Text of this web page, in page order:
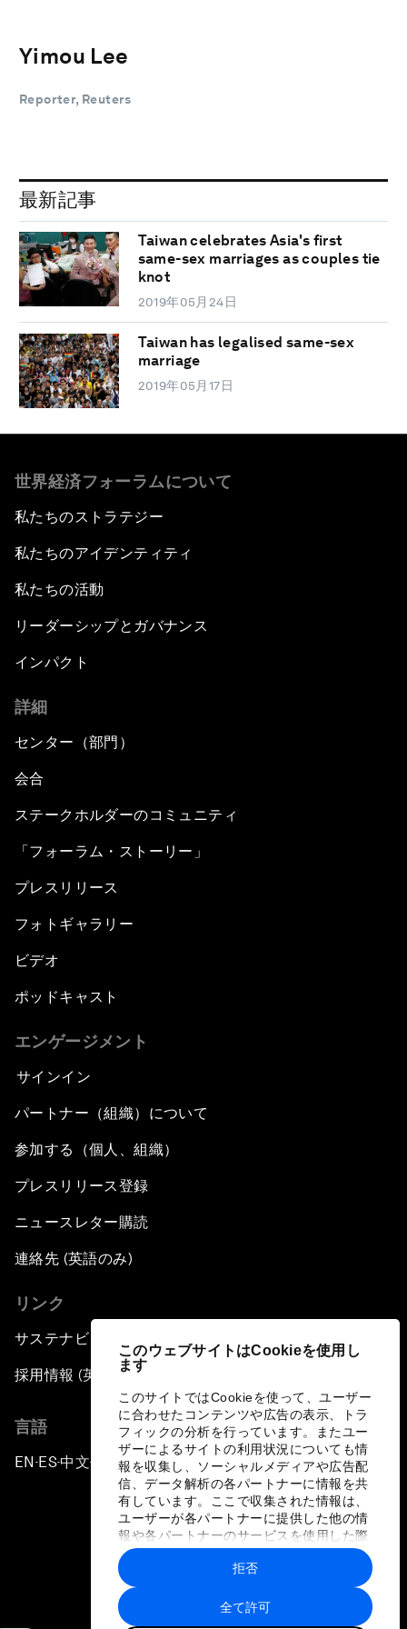
このウェブサイトはCookieを使用し
ます
このサイトではCookieを使って、ユーザー
に合わせたコンテンツや広告の表示、トラ
フィックの分析を行っています。またユー
ザーによるサイトの利用状況についても情
報を収集し、ソーシャルメディアや広告配
信、データ解析の各パートナーに情報を共
有しています。ここで収集された情報は、
ユーザーが各パートナーに提供した他の情
報や各パートナーのサービスを使用した際
に収集された情報と組み合わされ、各パー
トナーによって使用されることがありま
す。
全て許可
拒否
Yimou Lee
Reporter, Reuters
最新記事
Taiwan celebrates Asia's first
same-sex marriages as couples tie
knot
2019年05月24日
Taiwan has legalised same-sex
marriage
2019年05月17日
世界経済フォーラムについて
私たちのストラテジー
私たちのアイデンティティ
私たちの活動
リーダーシップとガバナンス
インパクト
詳細
センター（部門）
会合
ステークホルダーのコミュニティ
「フォーラム・ストーリー」
プレスリリース
フォトギャラリー
ビデオ
ポッドキャスト
エンゲージメント
サインイン
パートナー（組織）について
参加する（個人、組織）
プレスリリース登録
ニュースレター購読
連絡先 (英語のみ)
リンク
サステナビリティへの取り組み
採用情報 (英語のみ)
言語
EN ▪ES▪中文▪ 日本語
プライバシーポリシーと利用規約
サイトマップ